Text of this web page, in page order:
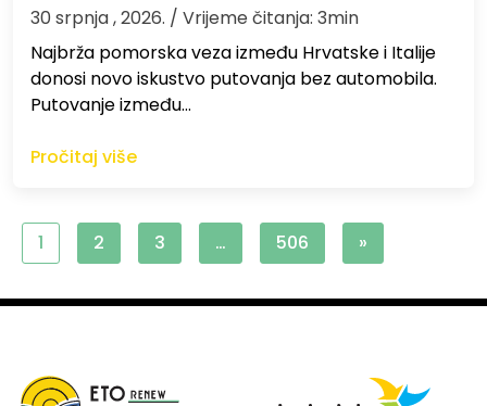
30 srpnja , 2026. / Vrijeme čitanja: 3min
Najbrža pomorska veza između Hrvatske i Italije
donosi novo iskustvo putovanja bez automobila.
Putovanje između…
Pročitaj više
1 2 3 … 506 »